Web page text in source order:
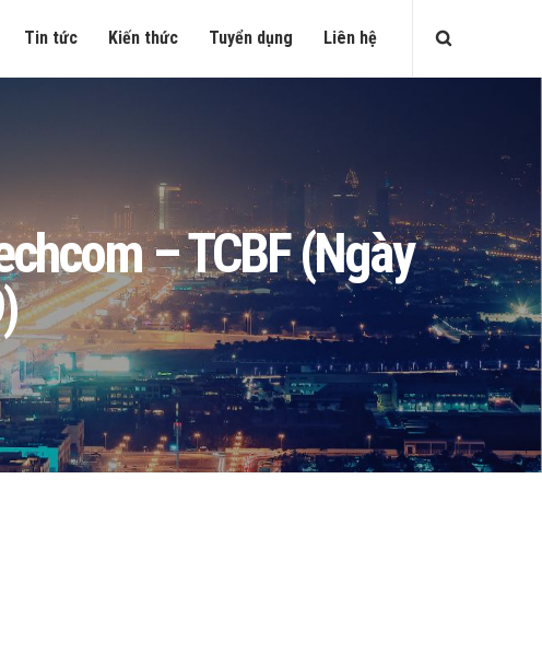
Tin tức Kiến thức Tuyển dụng Liên hệ
– TCBF (Ngày